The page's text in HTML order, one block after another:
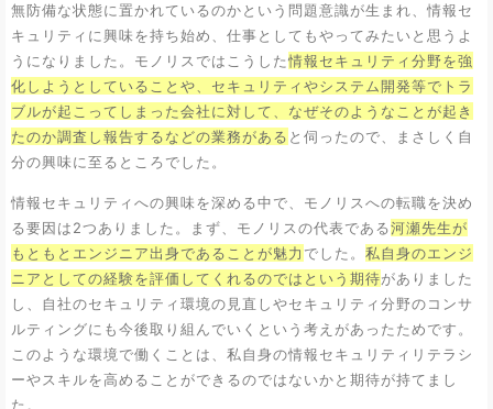
無防備な状態に置かれているのかという問題意識が生まれ、情報セ
キュリティに興味を持ち始め、仕事としてもやってみたいと思うよ
うになりました。モノリスではこうした情報セキュリティ分野を強
化しようとしていることや、セキュリティやシステム開発等でトラ
ブルが起こってしまった会社に対して、なぜそのようなことが起き
たのか調査し報告するなどの業務がある と伺ったので、まさしく自
分の興味に至るところでした。
情報セキュリティへの興味を深める中で、モノリスへの転職を決め
る要因は2つありました。まず、モノリスの代表である河瀬先生が
もともとエンジニア出身であることが魅力 でした。 私自身のエンジ
ニアとしての経験を評価してくれるのではという期待がありました
し、自社のセキュリティ環境の見直しやセキュリティ分野のコンサ
ルティングにも今後取り組んでいくという考えがあったためです。
このような環境で働くことは、私自身の情報セキュリティリテラシ
ーやスキルを高めることができるのではないかと期待が持てまし
た。